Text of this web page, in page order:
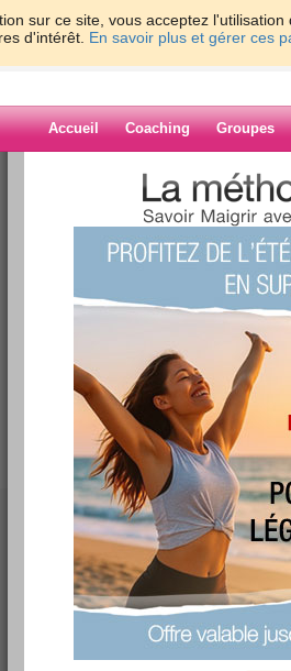
sur ce site, vous acceptez
d'intérêt. En savoir plus et gérer ces
Accueil Coaching Groupes
>
Blog de ludi1
Suiv. ›
Test: Avez-vous
publié le 21/08/2010 à 08:02
lire la suite
ENCORE DU
publié le 27/02/2010 à 09:48
HE BEN PAS BIEN JE MANGE N IMPORTE
AI TOUJOUR DES PROBLEME HORMONAL
ANORMAL MAIS MOI JE FATIGUE ET J AI